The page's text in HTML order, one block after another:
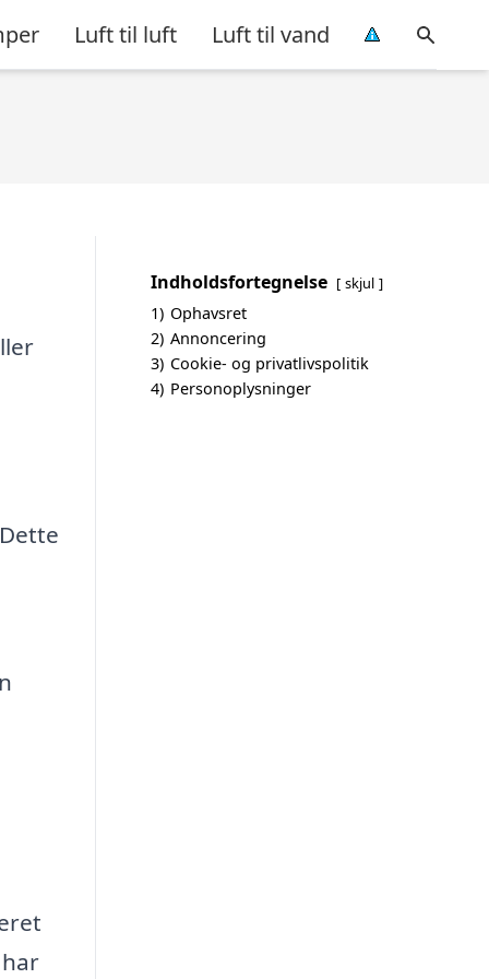
Luft til luft Luft til vand
Indholdsfortegnelse skjul
1) Ophavsret
2) Annoncering
3) Cookie- og privatlivspolitik
4) Personoplysninger